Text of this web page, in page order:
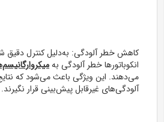
کاهش خطر آلودگی: به‌دلیل کنترل دقیق
انکوباتورها خطر آلودگی به
می‌دهند. این ویژگی باعث می‌شود که
آلودگی‌های غیرقابل پیش‌بینی قرار نگیرند.